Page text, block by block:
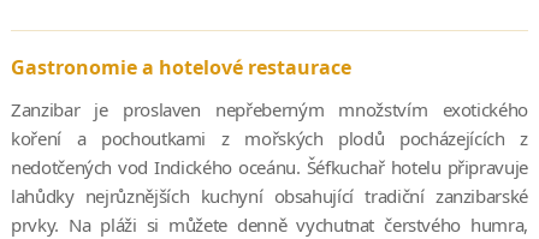
Gastronomie a hotelové restaurace
Zanzibar je proslaven nepřeberným množstvím exotického
koření a pochoutkami z mořských plodů pocházejících z
nedotčených vod Indického oceánu. Šéfkuchař hotelu připravuje
lahůdky nejrůznějších kuchyní obsahující tradiční zanzibarské
prvky. Na pláži si můžete denně vychutnat čerstvého humra,